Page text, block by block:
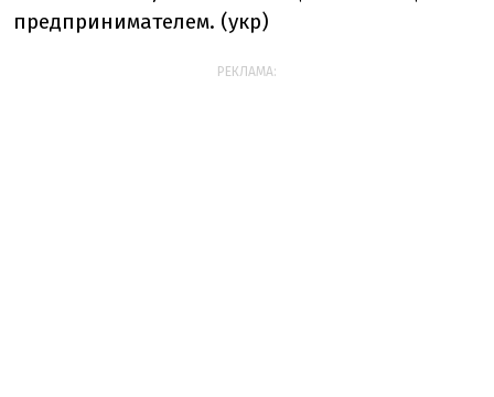
предпринимателем. (укр)
РЕКЛАМА: